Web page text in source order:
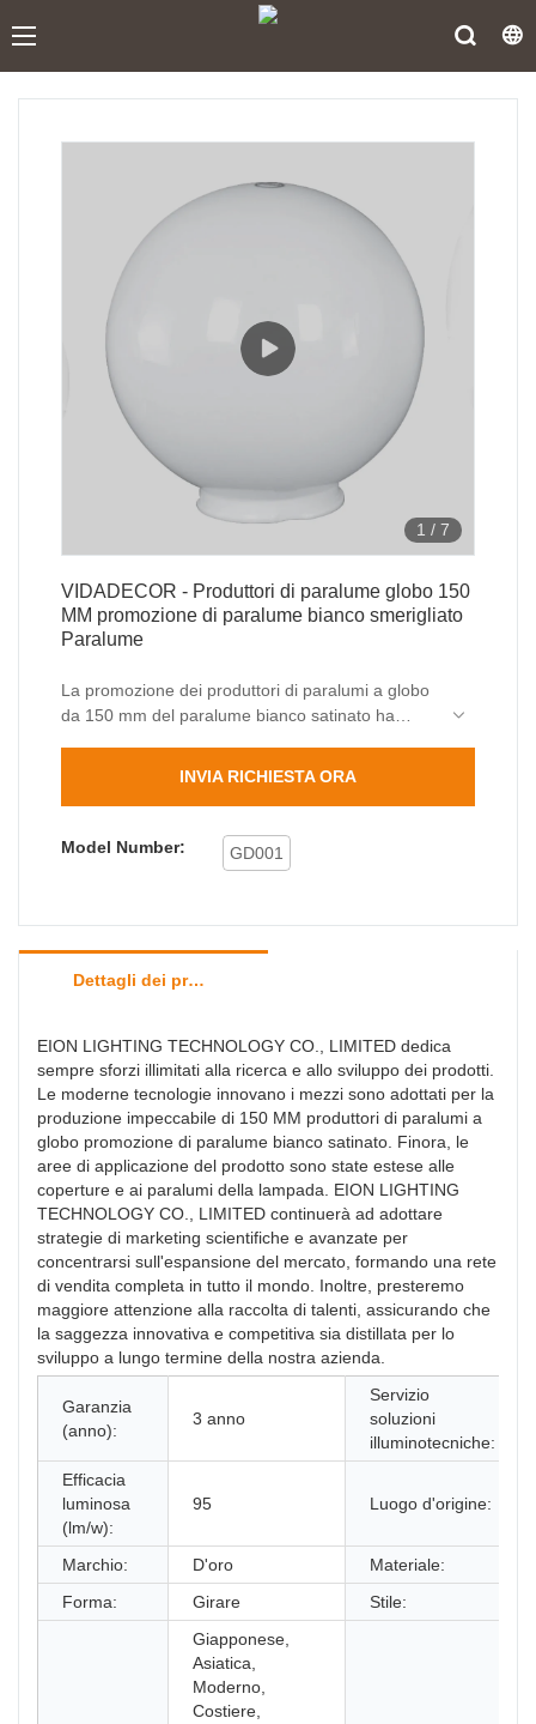
1 / 7
VIDADECOR - Produttori di paralume globo 150
MM promozione di paralume bianco smerigliato
Paralume
La promozione dei produttori di paralumi a globo
da 150 mm del paralume bianco satinato ha
professionisti. Utilizzando materiali offerti da
ha prestazioni stabili ma potenti. Ha così tanti
vantaggi che sono stati sviluppati di recente e in
INVIA RICHIESTA ORA
Model Number: GD001
Dettagli dei prodotti
EION LIGHTING TECHNOLOGY CO., LIMITED dedica
sempre sforzi illimitati alla ricerca e allo sviluppo dei prodotti.
Le moderne tecnologie innovano i mezzi sono adottati per la
produzione impeccabile di 150 MM produttori di paralumi a
globo promozione di paralume bianco satinato. Finora, le
aree di applicazione del prodotto sono state estese alle
coperture e ai paralumi della lampada. EION LIGHTING
TECHNOLOGY CO., LIMITED continuerà ad adottare
strategie di marketing scientifiche e avanzate per
concentrarsi sull'espansione del mercato, formando una rete
di vendita completa in tutto il mondo. Inoltre, presteremo
maggiore attenzione alla raccolta di talenti, assicurando che
la saggezza innovativa e competitiva sia distillata per lo
sviluppo a lungo termine della nostra azienda.
Garanzia
(anno):
3 anno
Servizio
soluzioni
illuminotecniche:
Efficacia
luminosa
(lm/w):
95 Luogo d'origine:
Marchio: D'oro
Materiale:
Forma:
Girare Stile:
Giapponese,
Asiatica,
Moderno,
Costiere,